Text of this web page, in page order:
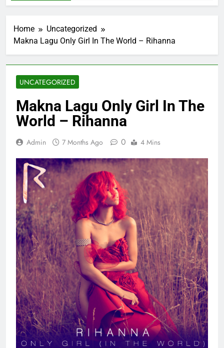
Home
Uncategorized
Makna Lagu Only Girl In The World – Rihanna
UNCATEGORIZED
Makna Lagu Only Girl In The
World – Rihanna
Admin 7 Months Ago 0 4 Mins